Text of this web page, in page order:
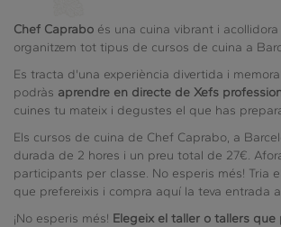
Chef Caprabo és una cuina vibrant i
organitzem tot tipus de cursos de cuina a
Es tracta d'una experiència divertida i
podràs aprendre en directe de Xefs
cuines tu mateix i degustes el que has
Els cursos de cuina de Chef Caprabo, a
durada de 2 hores i un preu total de 27€.
participants per classe. No esperis més! Tria
que prefereixis i compra aquí la teva entrada
¡No esperis més! Elegeix el taller o tallers que